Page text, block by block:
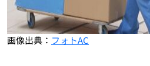
画像出典： フォトAC